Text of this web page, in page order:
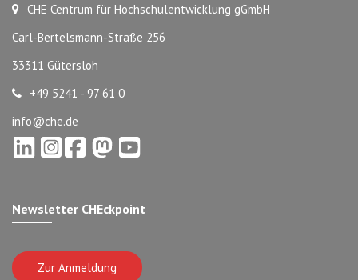
CHE Centrum für Hochschulentwicklung gGmbH
Carl-Bertelsmann-Straße 256
33311 Gütersloh
+49 5241 - 97 61 0
info@che.de
Newsletter CHEckpoint
Zur Anmeldung